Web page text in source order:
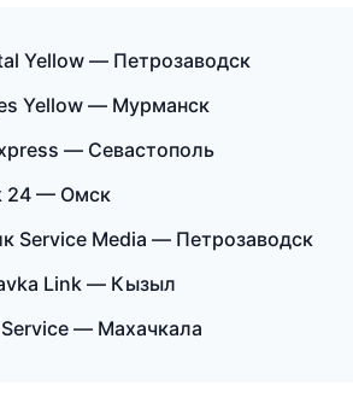
Yellow — Петрозаводск
Yellow — Мурманск
— Севастополь
24 — Омск
Service Media — Петрозаводск
Link — Кызыл
— Махачкала